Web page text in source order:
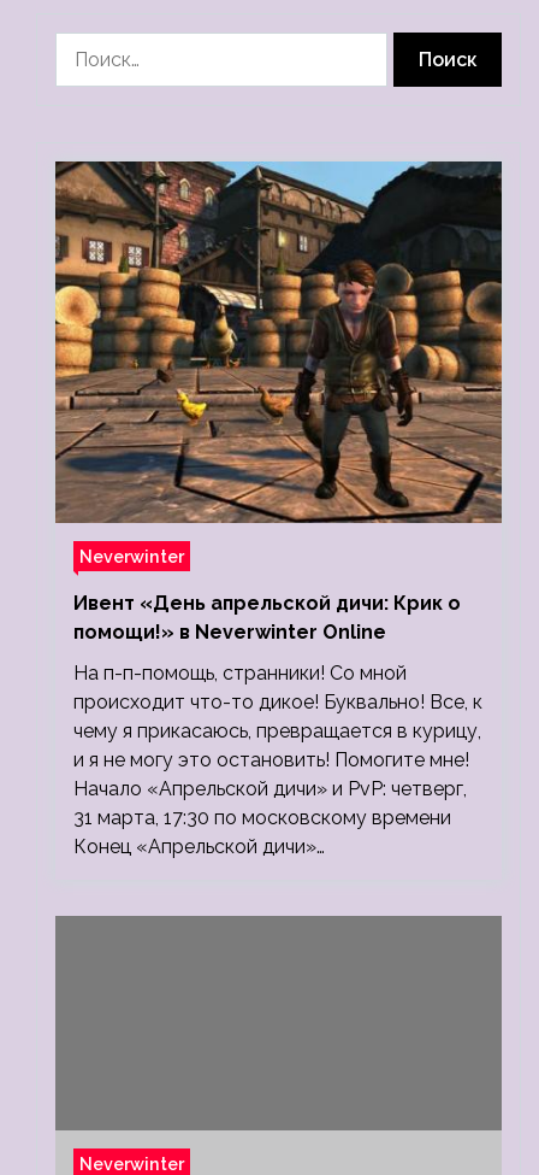
Neverwinter
Ивент «День апрельской дичи: Крик о
помощи!» в Neverwinter Online
На п-п-помощь, странники! Со мной
происходит что-то дикое! Буквально! Все, к
чему я прикасаюсь, превращается в курицу,
и я не могу это остановить! Помогите мне!
Начало «Апрельской дичи» и PvP: четверг,
31 марта, 17:30 по московскому времени
Конец «Апрельской дичи»…
Neverwinter